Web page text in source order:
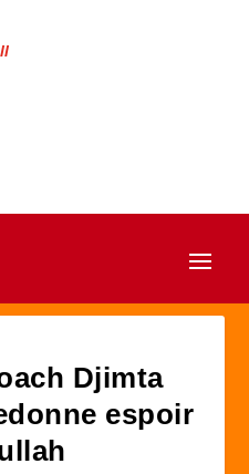
Djimta
espoir